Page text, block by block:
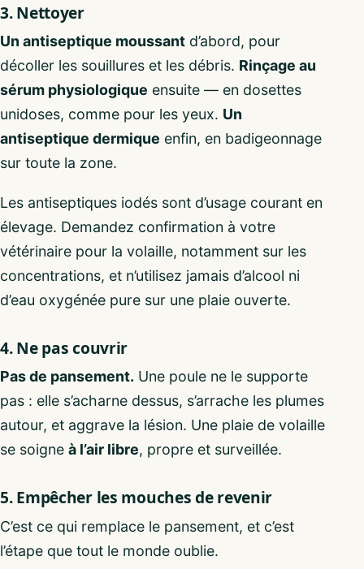
3. Nettoyer
Un antiseptique moussant d’abord, pour
décoller les souillures et les débris. Rinçage au
sérum physiologique ensuite — en dosettes
unidoses, comme pour les yeux. Un
antiseptique dermique enfin, en badigeonnage
sur toute la zone.
Les antiseptiques iodés sont d’usage courant en
élevage. Demandez confirmation à votre
vétérinaire pour la volaille, notamment sur les
concentrations, et n’utilisez jamais d’alcool ni
d’eau oxygénée pure sur une plaie ouverte.
4. Ne pas couvrir
Pas de pansement. Une poule ne le supporte
pas : elle s’acharne dessus, s’arrache les plumes
autour, et aggrave la lésion. Une plaie de volaille
se soigne à l’air libre, propre et surveillée.
5. Empêcher les mouches de revenir
C’est ce qui remplace le pansement, et c’est
l’étape que tout le monde oublie.